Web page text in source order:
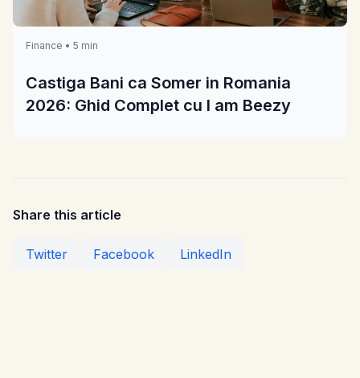
Finance • 5 min
Castiga Bani ca Somer in Romania
2026: Ghid Complet cu I am Beezy
Share this article
Twitter Facebook LinkedIn